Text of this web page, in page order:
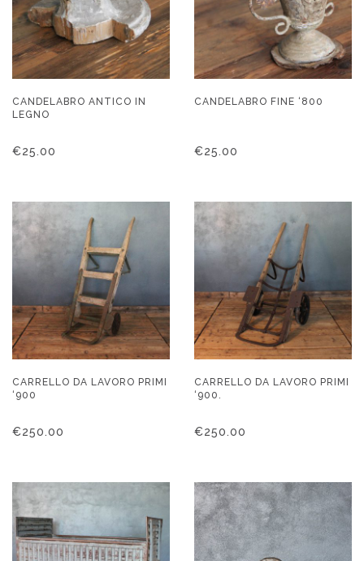
CANDELABRO ANTICO IN
LEGNO
€25.00
CANDELABRO FINE ‘800
€25.00
CARRELLO DA LAVORO PRIMI
‘900
€250.00
CARRELLO DA LAVORO PRIMI
‘900.
€250.00